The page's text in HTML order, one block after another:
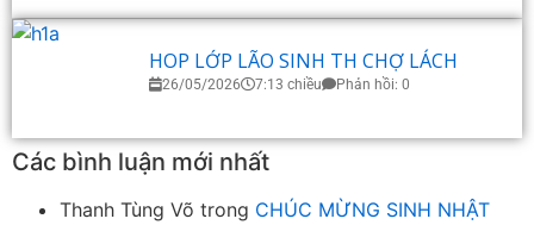
HOP LỚP LÃO SINH TH CHỢ LÁCH
26/05/2026 7:13 chiều Phản hồi: 0
Các bình luận mới nhất
Thanh Tùng Võ trong CHÚC MỪNG SINH NHẬT